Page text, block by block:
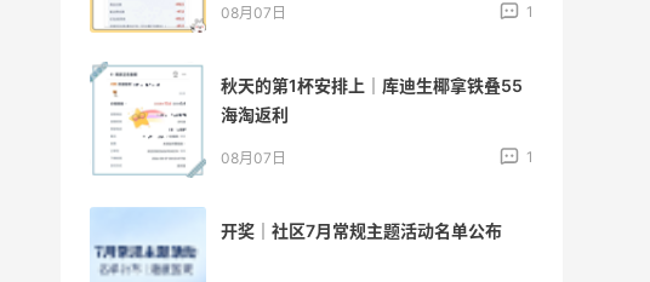
08月07日 1
秋天的第1杯安排上｜库迪生椰拿铁叠55
海淘返利
08月07日 1
开奖｜社区7月常规主题活动名单公布